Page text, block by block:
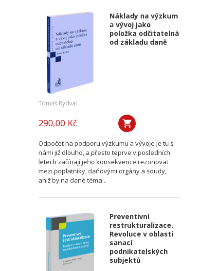
Náklady na výzkum
a vývoj jako
položka odčitatelná
od základu daně
Tomáš Rydval
290,00 Kč
Odpočet na podporu výzkumu a vývoje je tu s
námi již dlouho, a přesto teprve v posledních
letech začínají jeho konsekvence rezonovat
mezi poplatníky, daňovými orgány a soudy,
aniž by na dané téma...
Preventivní
restrukturalizace.
Revoluce v oblasti
sanací
podnikatelských
subjektů